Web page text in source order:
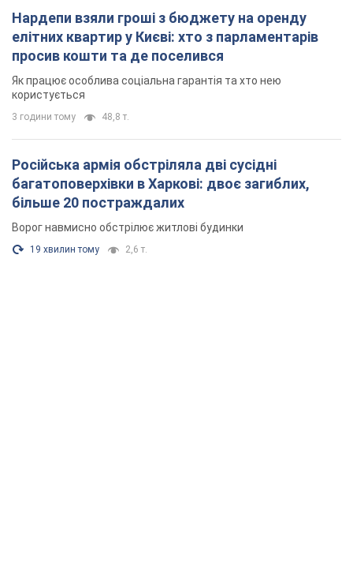
Нардепи взяли гроші з бюджету на оренду
елітних квартир у Києві: хто з парламентарів
просив кошти та де поселився
Як працює особлива соціальна гарантія та хто нею
користується
3 години тому 48,8 т.
Російська армія обстріляла дві сусідні
багатоповерхівки в Харкові: двоє загиблих,
більше 20 постраждалих
Ворог навмисно обстрілює житлові будинки
19 хвилин тому 2,6 т.